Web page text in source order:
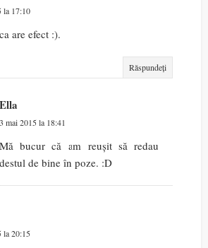
la 17:10
are efect :).
Răspundeți
Ella
3 mai 2015 la 18:41
Mă bucur că am reușit să redau
destul de bine în poze. :D
la 20:15